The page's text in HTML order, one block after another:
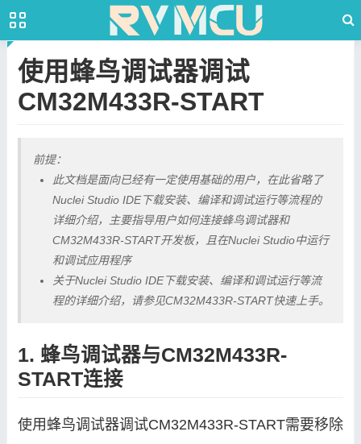
使用蜂鸟调试器调试
CM32M433R-START
前提：
此文档是面向已经有一定使用基础的用户，在此省略了
Nuclei Studio IDE下载安装、编译和调试运行等流程的
详细介绍，主要指导用户如何连接蜂鸟调试器和
CM32M433R-START开发板，且在Nuclei Studio中运行
和调试应用程序
关于Nuclei Studio IDE下载安装、编译和调试运行等流
程的详细介绍，请参见CM32M433R-START快速上手。
1. 蜂鸟调试器与CM32M433R-
START连接
使用蜂鸟调试器调试CM32M433R-START需要移除